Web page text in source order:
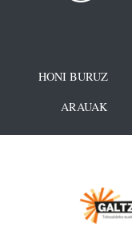
HONI BURUZ
ARAUAK